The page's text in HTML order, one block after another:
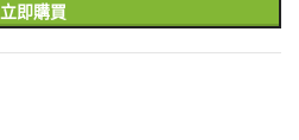
立即購買